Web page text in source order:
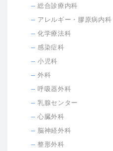
総合診療内科
アレルギー・膠原病内科
化学療法科
感染症科
小児科
外科
呼吸器外科
乳腺センター
心臓外科
脳神経外科
整形外科